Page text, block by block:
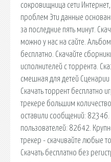
сокровищница сети
проблем Эти данные
за последние пять минут.
можно у нас на сайте.
бесплатно. Скачайте
исполнителей с торрента.
смешная для детей Сценарии
Скачать торрент бесплатно
трекере большим
оставили сообщений: 82346.
пользователей: 82642.
трекер - скачивайте любые
Скачать бесплатно без